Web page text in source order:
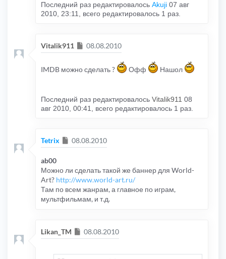
Последний раз редактировалось Akuji 07 авг
2010, 23:11, всего редактировалось 1 раз.
Vitalik911 Сообщение
08.08.2010
IMDB можно сделать ? Офф Нашол
Последний раз редактировалось Vitalik911 08
авг 2010, 00:41, всего редактировалось 1 раз.
Tetrix Сообщение
08.08.2010
ab00
Можно ли сделать такой же баннер для World-
Art? http://www.world-art.ru/
Там по всем жанрам, а главное по играм,
мультфильмам, и т.д.
Likan_TM Сообщение
08.08.2010